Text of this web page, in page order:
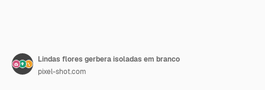
Lindas flores gerbera isoladas em branco
pixel-shot.com